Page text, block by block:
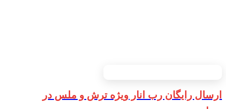
ارسال رایگان رب انار ویژه ترش و ملس در